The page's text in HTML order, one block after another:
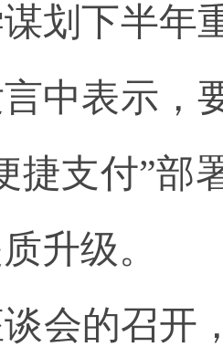
划下半年
中表示，
捷支付”部
升级。
会的召开